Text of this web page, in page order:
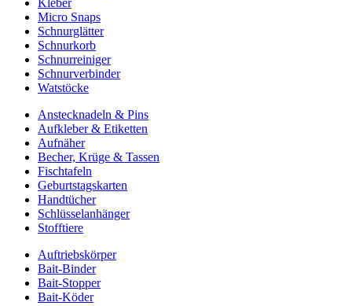
Micro Snaps
Schnurglätter
Schnurkorb
Schnurreiniger
Schnurverbinder
Watstöcke
Anstecknadeln & Pins
Aufkleber & Etiketten
Aufnäher
Becher, Krüge & Tassen
Fischtafeln
Geburtstagskarten
Handtücher
Schlüsselanhänger
Stofftiere
Auftriebskörper
Bait-Binder
Bait-Stopper
Bait-Köder